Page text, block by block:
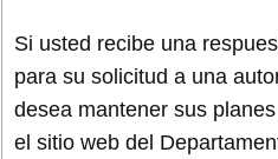
Si usted recibe una
para su solicitud a una
desea mantener sus
el sitio web del